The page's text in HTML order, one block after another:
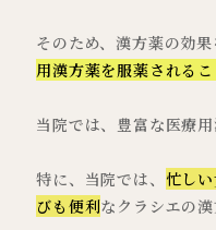
そのため、漢方薬の効
用漢方薬を服薬される
当院では、豊富な医療
特に、当院では、 忙し
びも便利なクラシエの